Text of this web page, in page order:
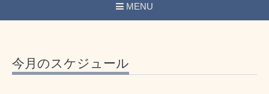
MENU
今月のスケジュール